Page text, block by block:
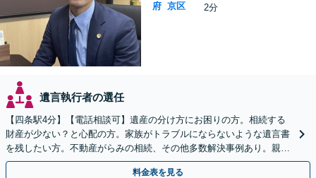
府 京区
2分
遺言執行者の選任
【四条駅4分】【電話相談可】遺産の分け方にお困りの方。相続する
財産が少ない？と心配の方。家族がトラブルにならないような遺言書
を残したい方。不動産がらみの相続、その他多数解決事例あり。親身
に対応します【夜間・休日面談】【初回相談無料】
料金表を見る